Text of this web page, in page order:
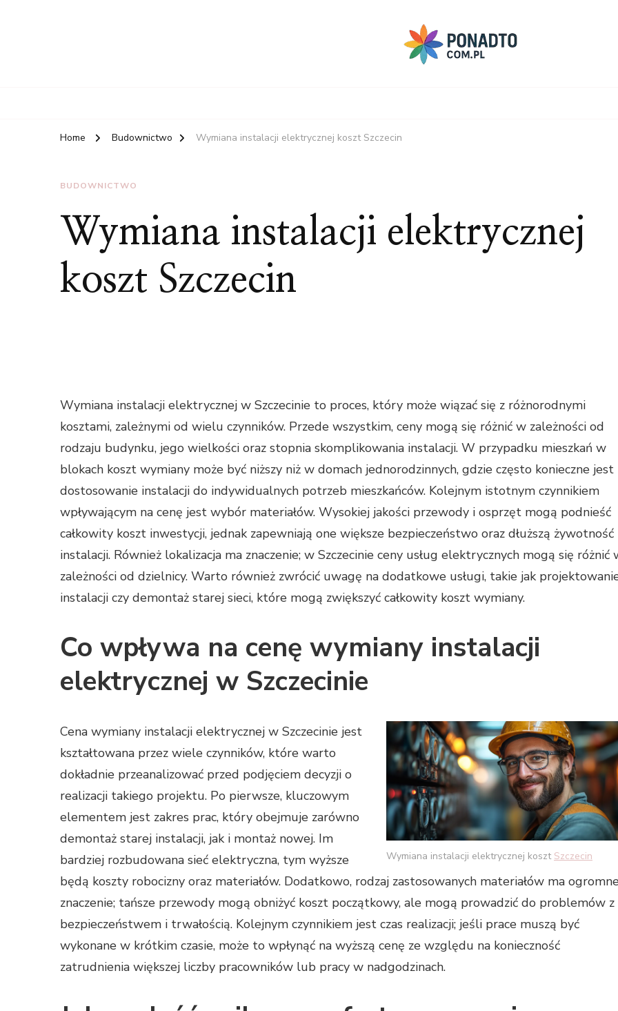
Home Budownictwo Wymiana instalacji elektrycznej koszt Szczecin
BUDOWNICTWO
Wymiana instalacji elektrycznej
koszt Szczecin
Wymiana instalacji elektrycznej w Szczecinie to proces, który może wiązać się z różnorodnymi
kosztami, zależnymi od wielu czynników. Przede wszystkim, ceny mogą się różnić w zależności od
rodzaju budynku, jego wielkości oraz stopnia skomplikowania instalacji. W przypadku mieszkań w
blokach koszt wymiany może być niższy niż w domach jednorodzinnych, gdzie często konieczne jest
dostosowanie instalacji do indywidualnych potrzeb mieszkańców. Kolejnym istotnym czynnikiem
wpływającym na cenę jest wybór materiałów. Wysokiej jakości przewody i osprzęt mogą podnieść
całkowity koszt inwestycji, jednak zapewniają one większe bezpieczeństwo oraz dłuższą żywotność
instalacji. Również lokalizacja ma znaczenie; w Szczecinie ceny usług elektrycznych mogą się różnić
zależności od dzielnicy. Warto również zwrócić uwagę na dodatkowe usługi, takie jak
instalacji czy demontaż starej sieci, które mogą zwiększyć całkowity koszt wymiany.
Co wpływa na cenę wymiany instalacji
elektrycznej w Szczecinie
Wymiana instalacji elektrycznej koszt Szczecin
Cena wymiany instalacji elektrycznej w Szczecinie jest
kształtowana przez wiele czynników, które warto
dokładnie przeanalizować przed podjęciem decyzji o
realizacji takiego projektu. Po pierwsze, kluczowym
elementem jest zakres prac, który obejmuje zarówno
demontaż starej instalacji, jak i montaż nowej. Im
bardziej rozbudowana sieć elektryczna, tym wyższe
będą koszty robocizny oraz materiałów. Dodatkowo, rodzaj zastosowanych materiałów ma
znaczenie; tańsze przewody mogą obniżyć koszt początkowy, ale mogą prowadzić do problemów z
bezpieczeństwem i trwałością. Kolejnym czynnikiem jest czas realizacji; jeśli prace muszą być
wykonane w krótkim czasie, może to wpłynąć na wyższą cenę ze względu na konieczność
zatrudnienia większej liczby pracowników lub pracy w nadgodzinach.